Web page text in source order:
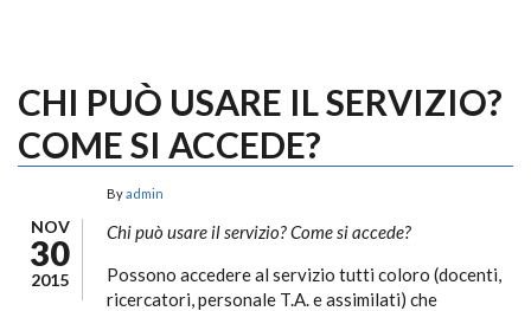
CHI PUÒ USARE IL SERVIZIO?
COME SI ACCEDE?
NOV
30
2015
Byadmin
Chi può usare il servizio? Come si accede?
Possono accedere al servizio tutti coloro (docenti,
ricercatori, personale T.A. e assimilati) che